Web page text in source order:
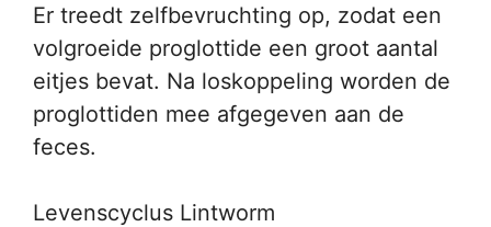
Er treedt zelfbevruchting op, zodat een
volgroeide proglottide een groot aantal
eitjes bevat. Na loskoppeling worden de
proglottiden mee afgegeven aan de
feces.
Levenscyclus Lintworm